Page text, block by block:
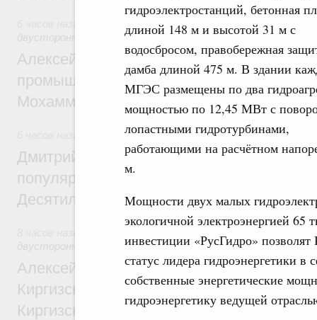
гидроэлектростанций, бетонная
длиной 148 м и высотой 31 м с
водосбросом, правобережная
дамба длиной 475 м. В здании
МГЭС размещены по два
мощностью по 12,45 МВт с
лопастными гидротурбинами,
работающими на расчётном
м.
Мощности двух малых
экологичной электроэнергией
инвестиции «РусГидро» позволят
статус лидера гидроэнергетики
собственные энергетические
гидроэнергетику ведущей
Экономические отношения с зарубежными
двусторонней основе
Алексей Оверчук провёл рабочую
промышленности, недропользования и
Мохаммадом Атабаком
Внутренний и въездной туризм
Дмитрий Чернышенко: Порядка 110
популярного туризма в 35 регионах
Десятилетия науки и технологий
двусторонней основе
Алексей Оверчук принял участие в
Киргизского экономического форума и
Киргизской межрегиональной